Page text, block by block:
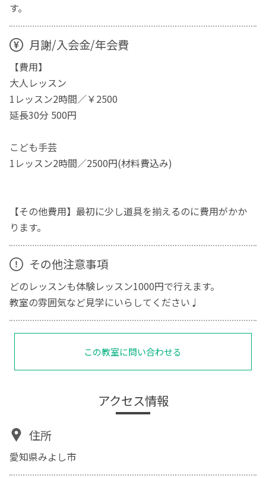
す。
月謝/入会金/年会費
【費用】
大人レッスン
1レッスン2時間／￥2500
延長30分 500円
こども手芸
1レッスン2時間／2500円(材料費込み)
【その他費用】最初に少し道具を揃えるのに費用がかか
ります。
その他注意事項
どのレッスンも体験レッスン1000円で行えます。
教室の雰囲気など見学にいらしてください♩
この教室に問い合わせる
アクセス情報
住所
愛知県みよし市